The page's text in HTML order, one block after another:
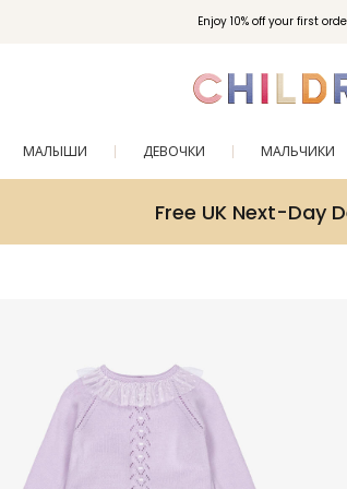
Enjoy 10% off your first
МАЛЫШИ ДЕВОЧКИ МАЛЬЧИКИ
Free UK Next-Day